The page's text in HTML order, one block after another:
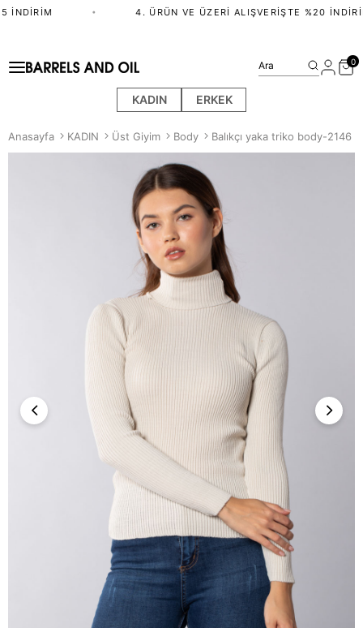
İNDIRIM 4. ÜRÜN VE ÜZERI ALIŞVERIŞTE %20
KADIN ERKEK
Ara 0
Anasayfa KADIN Üst Giyim Body Balıkçı yaka triko body-2146